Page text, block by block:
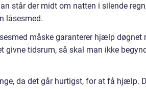
står der midt om natten i silende
låsesmed.
måske garanterer hjælp døgnet
givne tidsrum, så skal man ikke
da det går hurtigst, for at få hjælp.